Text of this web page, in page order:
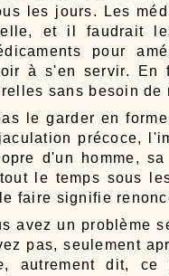
les jours. Les
et il faudrait
pour
à s'en servir. En
sans besoin de
le garder en
précoce,
d'un homme,
le temps sous
faire signifie
avez un problème
pas, seulement
, autrement dit, ce